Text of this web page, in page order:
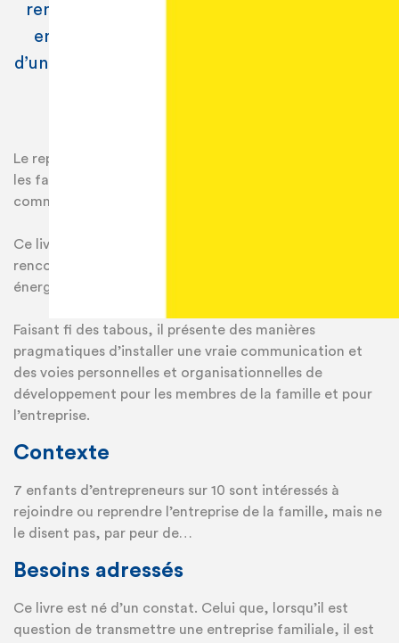
rencontrées par la Next Gen et surtout ses
envies et ses énergies et la mise en place
d’une meilleure communication intrafamiliale.
Le repreneuriat d’entreprises familiales serait facilité si
les familles d’entrepreneurs mettaient en place une
communication intrafamiliale claire et transparente.
Ce livre présente les peurs les plus fréquemment
rencontrées par la Next Gen et surtout ses envies et ses
énergies.
Faisant fi des tabous, il présente des manières
pragmatiques d’installer une vraie communication et
des voies personnelles et organisationnelles de
développement pour les membres de la famille et pour
l’entreprise.
Contexte
7 enfants d’entrepreneurs sur 10 sont intéressés à
rejoindre ou reprendre l’entreprise de la famille, mais ne
le disent pas, par peur de…
Besoins adressés
Ce livre est né d’un constat. Celui que, lorsqu’il est
question de transmettre une entreprise familiale, il est